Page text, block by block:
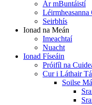
Ár mBuntáistí
Léirmheasanna
Seirbhís
Ionad na Meán
Imeachtaí
Nuacht
Ionad Físeáin
Próifíl na
Cur i Láthair
Soilse